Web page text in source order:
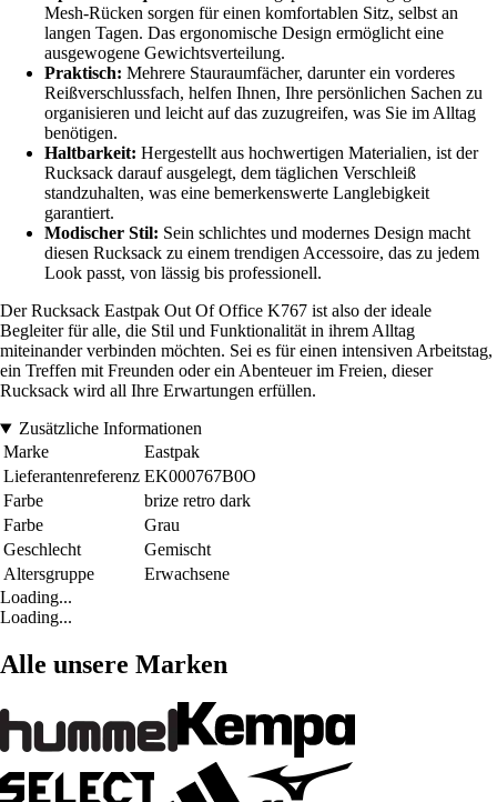
Mesh-Rücken sorgen für einen komfortablen Sitz, selbst an
langen Tagen. Das ergonomische Design ermöglicht eine
ausgewogene Gewichtsverteilung.
Praktisch: Mehrere Stauraumfächer, darunter ein vorderes
Reißverschlussfach, helfen Ihnen, Ihre persönlichen Sachen zu
organisieren und leicht auf das zuzugreifen, was Sie im Alltag
benötigen.
Haltbarkeit: Hergestellt aus hochwertigen Materialien, ist der
Rucksack darauf ausgelegt, dem täglichen Verschleiß
standzuhalten, was eine bemerkenswerte Langlebigkeit
garantiert.
Modischer Stil: Sein schlichtes und modernes Design macht
diesen Rucksack zu einem trendigen Accessoire, das zu jedem
Look passt, von lässig bis professionell.
Der Rucksack Eastpak Out Of Office K767 ist also der ideale
Begleiter für alle, die Stil und Funktionalität in ihrem Alltag
miteinander verbinden möchten. Sei es für einen intensiven Arbeitstag,
ein Treffen mit Freunden oder ein Abenteuer im Freien, dieser
Rucksack wird all Ihre Erwartungen erfüllen.
Zusätzliche Informationen
Marke
Eastpak
Lieferantenreferenz EK000767B0O
Farbe
brize retro dark
Farbe
Grau
Geschlecht
Gemischt
Altersgruppe
Erwachsene
Loading...
Loading...
Alle unsere Marken